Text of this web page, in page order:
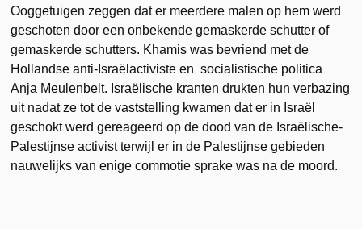
Ooggetuigen zeggen dat er meerdere malen op hem werd
geschoten door een onbekende gemaskerde schutter of
gemaskerde schutters. Khamis was bevriend met de
Hollandse anti-Israëlactiviste en socialistische politica
Anja Meulenbelt. Israëlische kranten drukten hun verbazing
uit nadat ze tot de vaststelling kwamen dat er in Israël
geschokt werd gereageerd op de dood van de Israëlische-
Palestijnse activist terwijl er in de Palestijnse gebieden
nauwelijks van enige commotie sprake was na de moord.